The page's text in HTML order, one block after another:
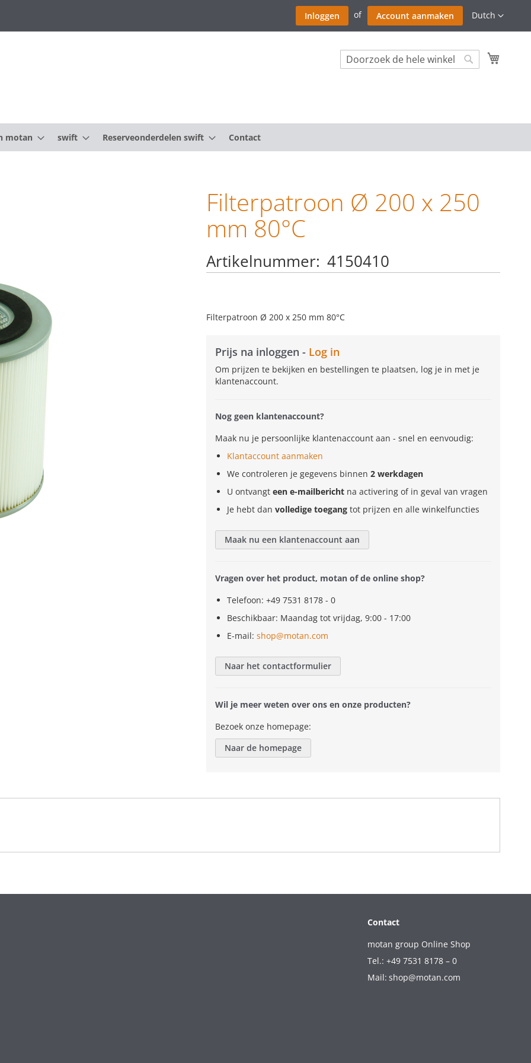
de
Taal
Dutch
Inloggen Account aanmaken
Search
motan swift Reserveonderdelen swift Contact
Filterpatroon Ø 200 x 250
mm 80°C
Artikelnummer 4150410
Filterpatroon Ø 200 x 250 mm 80°C
Prijs na inloggen - Log in
Om prijzen te bekijken en bestellingen te plaatsen, log je in met je
klantenaccount.
Nog geen klantenaccount?
Maak nu je persoonlijke klantenaccount aan - snel en eenvoudig:
Klantaccount aanmaken
We controleren je gegevens binnen 2 werkdagen
U ontvangt een e-mailbericht na activering of in geval van vragen
Je hebt dan volledige toegang tot prijzen en alle winkelfuncties
Maak nu een klantenaccount aan
Vragen over het product, motan of de online shop?
Telefoon: +49 7531 8178 - 0
Beschikbaar: Maandag tot vrijdag, 9:00 - 17:00
E-mail: shop@motan.com
Naar het contactformulier
Wil je meer weten over ons en onze producten?
Bezoek onze homepage:
Naar de homepage
Contact
motan group Online Shop
Tel.: +49 7531 8178 – 0
Mail: shop@motan.com